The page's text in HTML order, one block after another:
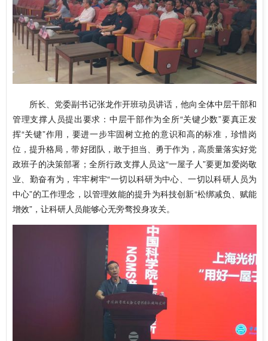
所长、党委副书记张龙作开班动员讲话，他向全体中层干部和
管理支撑人员提出要求：中层干部作为全所“关键少数”要真正发
挥“关键”作用，要进一步牢固树立抢的意识和高的标准，珍惜岗
位，提升格局，带好团队，敢于担当、勇于作为，高质量落实好党
政班子的决策部署；全所行政支撑人员这“一屋子人”要更加爱岗敬
业、勤奋有为，牢牢树牢“一切以科研为中心、一切以科研人员为
中心”的工作理念，以管理效能的提升为科技创新“松绑减负、赋能
增效”，让科研人员能够心无旁骛投身攻关。